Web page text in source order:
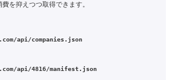
を抑えつつ取得できます。
api/companies.json
api/4816/manifest.json